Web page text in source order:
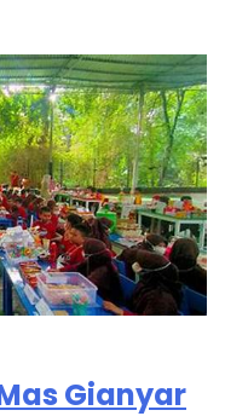
Gianyar